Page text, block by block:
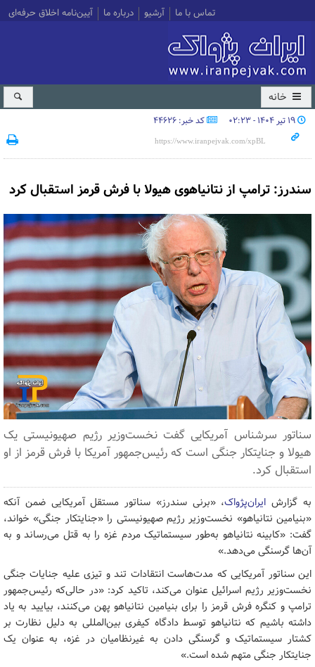
تماس با ما آرشیو درباره ما آیین‌نامه اخلاق حرفه‌ای
خانه
۱۹ تیر ۱۴۰۴ - ۰۲:۲۳ کد خبر: 44626
سندرز: ترامپ از نتانیاهوی هیولا با فرش قرمز استقبال کرد
سناتور سرشناس آمریکایی گفت نخست‌وزیر رژیم صهیونیستی یک
هیولا و جنایتکار جنگی است که رئیس‌جمهور آمریکا با فرش قرمز از او
استقبال کرد.
به گزارش ایران‌پژواک، «برنی سندرز» سناتور مستقل آمریکایی ضمن آنکه
«بنیامین نتانیاهو» نخست‌وزیر رژیم صهیونیستی را «جنایتکار جنگی» خواند،
گفت: «کابینه نتانیاهو به‌طور سیستماتیک مردم غزه را به قتل می‌رساند و به
آن‌ها گرسنگی می‌دهد.»
این سناتور آمریکایی که مدت‌هاست انتقادات تند و تیزی علیه جنایات جنگی
نخست‌وزیر رژیم اسرائیل عنوان می‌کند، تاکید کرد: «در حالی‌که رئیس‌جمهور
ترامپ و کنگره فرش قرمز را برای بنیامین نتانیاهو پهن می‌کنند، بیایید به یاد
داشته باشیم که نتانیاهو توسط دادگاه کیفری بین‌المللی به دلیل نظارت بر
کشتار سیستماتیک و گرسنگی دادن به غیرنظامیان در غزه، به عنوان یک
جنایتکار جنگی متهم شده است.»